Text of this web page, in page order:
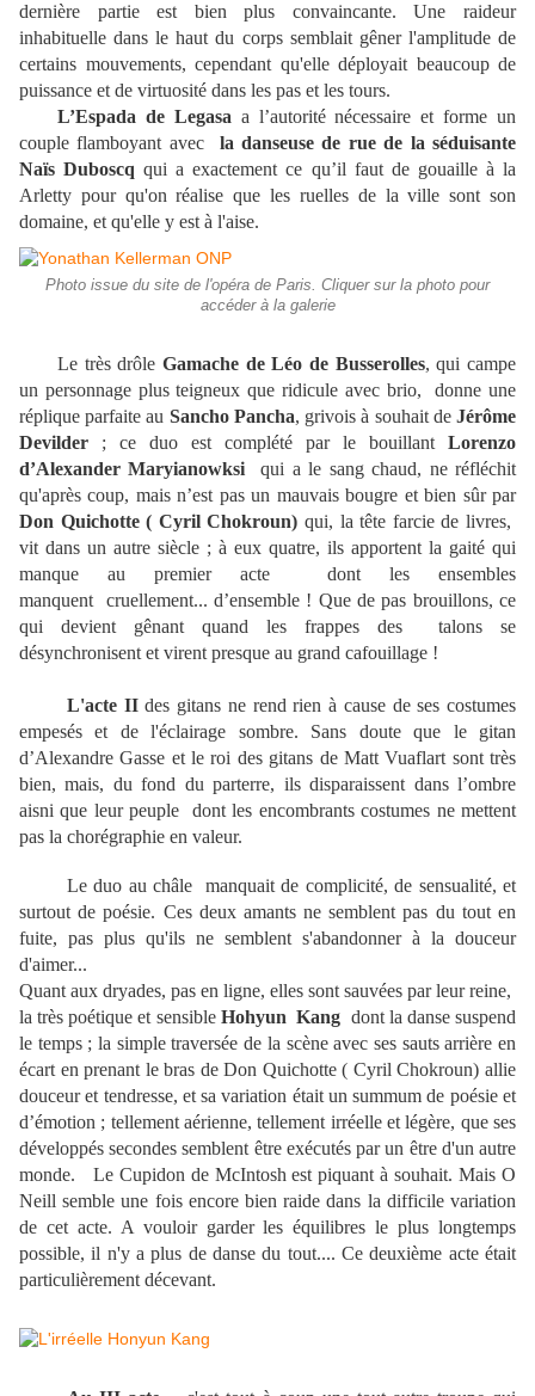
dernière partie est bien plus convaincante. Une raideur
inhabituelle dans le haut du corps semblait gêner l'amplitude de
certains mouvements, cependant qu'elle déployait beaucoup de
puissance et de virtuosité dans les pas et les tours.
L’Espada de Legasa a l’autorité nécessaire et forme un
couple flamboyant avec la danseuse de rue de la séduisante
Naïs Duboscq qui a exactement ce qu’il faut de gouaille à la
Arletty pour qu'on réalise que les ruelles de la ville sont son
domaine, et qu'elle y est à l'aise.
Photo issue du site de l'opéra de Paris. Cliquer sur la photo pour
accéder à la galerie
Le très drôle Gamache de Léo de Busserolles, qui campe
un personnage plus teigneux que ridicule avec brio, donne une
réplique parfaite au Sancho Pancha, grivois à souhait deJérôme
Devilder ; ce duo est complété par le bouillant Lorenzo
d’Alexander Maryianowksi qui a le sang chaud, ne réfléchit
qu'après coup, mais n’est pas un mauvais bougre et bien sûr par
Don Quichotte ( Cyril Chokroun) qui, la tête farcie de livres,
vit dans un autre siècle ; à eux quatre, ils apportent la gaité qui
manque au premier acte dont les ensembles
manquent cruellement... d’ensemble ! Que de pas brouillons, ce
qui devient gênant quand les frappes des talons se
désynchronisent et virent presque au grand cafouillage !
L'acte IIdes gitans ne rend rien à cause de ses costumes
empesés et de l'éclairage sombre. Sans doute que le gitan
d’Alexandre Gasse et le roi des gitans de Matt Vuaflart sont très
bien, mais, du fond du parterre, ils disparaissent dans l’ombre
aisni que leur peuple dont les encombrants costumes ne mettent
pas la chorégraphie en valeur.
Le duo au châle manquait de complicité, de sensualité, et
surtout de poésie. Ces deux amants ne semblent pas du tout en
fuite, pas plus qu'ils ne semblent s'abandonner à la douceur
d'aimer...
Quant aux dryades, pas en ligne, elles sont sauvées par leur reine,
la très poétique et sensibleHohyun Kang dont la danse suspend
le temps ; la simple traversée de la scène avec ses sauts arrière en
écart en prenant le bras de Don Quichotte ( Cyril Chokroun) allie
douceur et tendresse, et sa variation était un summum de poésie et
d’émotion ; tellement aérienne, tellement irréelle et légère, que ses
développés secondes semblent être exécutés par un être d'un autre
monde. Le Cupidon de McIntosh est piquant à souhait. Mais O
Neill semble une fois encore bien raide dans la difficile variation
de cet acte. A vouloir garder les équilibres le plus longtemps
possible, il n'y a plus de danse du tout.... Ce deuxième acte était
particulièrement décevant.